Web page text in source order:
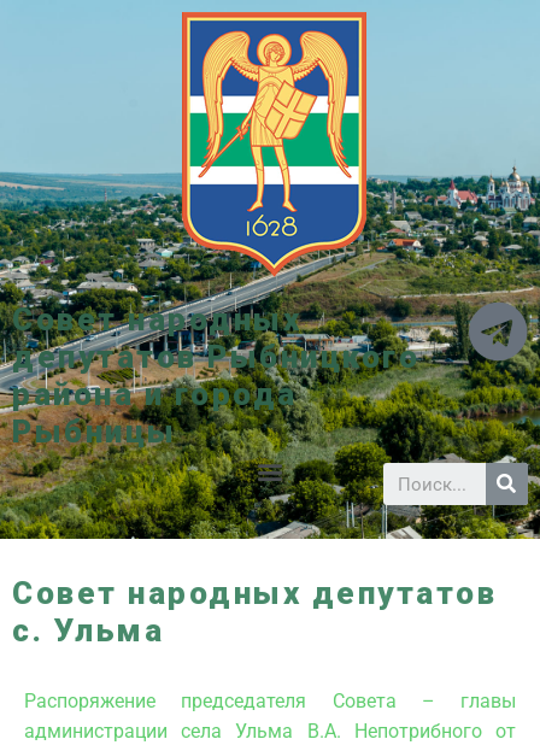
Совет народных
депутатов Рыбницкого
района и города
Рыбницы
Совет народных депутатов
с. Ульма
Распоряжение председателя Совета – главы
администрации села Ульма В.А. Непотрибного от